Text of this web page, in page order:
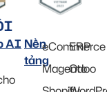
AI Nền
tảng
eCommerce
Magento
ERP
Odoo